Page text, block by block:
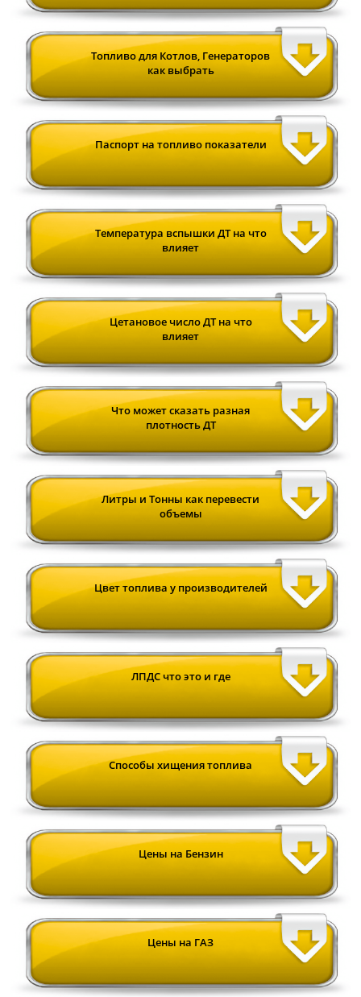
Топливо для Котлов, Генераторов
как выбрать
Паспорт на топливо показатели
Температура вспышки ДТ на что
влияет
Цетановое число ДТ на что
влияет
Что может сказать разная
плотность ДТ
Литры и Тонны как перевести
объемы
Цвет топлива у производителей
ЛПДС что это и где
Cпособы хищения топлива
Цены на Бензин
Цены на ГАЗ